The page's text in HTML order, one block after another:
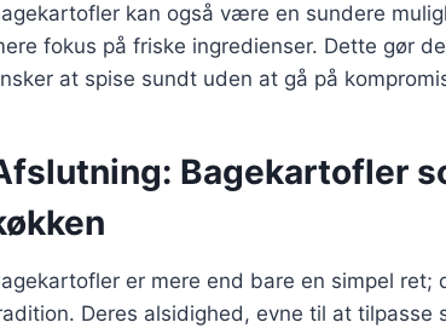
kan også være en sundere
fokus på friske ingredienser. Dette gør
at spise sundt uden at gå på
Bagekartofler
er mere end bare en simpel
Deres alsidighed, evne til at tilpasse